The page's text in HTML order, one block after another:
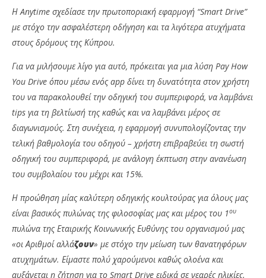
ΗAnytime σχεδίασε την πρωτοποριακή εφαρμογή “Smart Drive”
με στόχο την ασφαλέστερη οδήγηση και τα λιγότερα ατυχήματα
στους δρόμους της Κύπρου.
Για να μιλήσουμε λίγο για αυτό, πρόκειται για μια λύση Pay How
You Drive όπου μέσω ενός app δίνει τη δυνατότητα στον χρήστη
του να παρακολουθεί την οδηγική του συμπεριφορά, να λαμβάνει
tips για τη βελτίωσή της καθώς και να λαμβάνει μέρος σε
διαγωνισμούς. Στη συνέχεια, η εφαρμογή συνυπολογίζοντας την
τελική βαθμολογία του οδηγού – χρήστη επιβραβεύει τη σωστή
οδηγική του συμπεριφορά, με ανάλογη έκπτωση στην ανανέωση
του συμβολαίου του μέχρι και 15%.
Η προώθηση μίας καλύτερη οδηγικής κουλτούρας για όλους μας
είναι βασικός πυλώνας της φιλοσοφίας μας και μέρος του 1ου
πυλώνα της Εταιρικής Κοινωνικής Ευθύνης του οργανισμού μας
«οι Αριθμοί αλλάζουν» με στόχο την μείωση των θανατηφόρων
ατυχημάτων. Είμαστε πολύ χαρούμενοι καθώς ολοένα και
αυξάνεται η ζήτηση για το Smart Drive ειδικά σε νεαρές ηλικίες.